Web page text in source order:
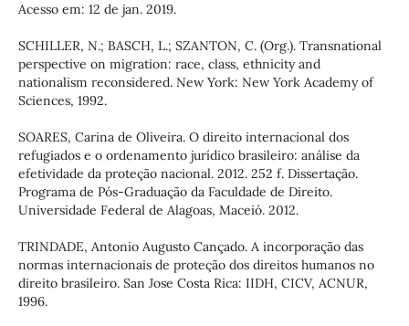
Acesso em: 12 de jan. 2019.
SCHILLER, N.; BASCH, L.; SZANTON, C. (Org.). Transnational
perspective on migration: race, class, ethnicity and
nationalism reconsidered. New York: New York Academy of
Sciences, 1992.
SOARES, Carina de Oliveira. O direito internacional dos
refugiados e o ordenamento jurídico brasileiro: análise da
efetividade da proteção nacional. 2012. 252 f. Dissertação.
Programa de Pós-Graduação da Faculdade de Direito.
Universidade Federal de Alagoas, Maceió. 2012.
TRINDADE, Antonio Augusto Cançado. A incorporação das
normas internacionais de proteção dos direitos humanos no
direito brasileiro. San Jose Costa Rica: IIDH, CICV, ACNUR,
1996.